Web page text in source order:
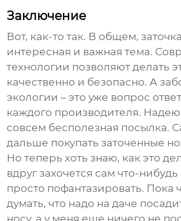
Заключение
Вот, как-то так. В общем,
интересная и важная тема.
технологии позволяют делать
качественно и безопасно. А
экологии – это уже вопрос
каждого производителя.
совсем бесполезная посылка.
дальше покупать заточенные
Но теперь хоть знаю, как это
вдруг захочется сам что-
просто пофантазировать. Пока
думать, что надо на даче